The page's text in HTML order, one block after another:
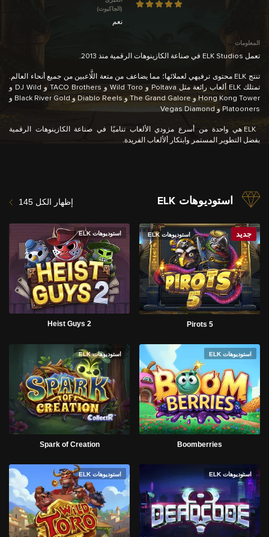
(الجاكبوت)
نعم
المعلومات
تعمل ELK Studios في صناعة الكازينوهات الرقمية منذ 2013.
تنتج ELK محتوى ترفيهي لعملائها؛ مما يضاعف من متعة اللَّاعبين من جميع أنحاء العالم.
تمتلك ELK ألعاب رائعة مثل Poltava و Wild Toro و TACO Brothers و DJ Wild و
Hong Kong Tower و The Grand Galore و Diablo Reels و Black River Gold و
Platooners و Vegas Diamond
ELK هي واحدة من أسرع مزودي الألعاب تناميًا في صناعة الكازينوهات الرقمية
بفضل التطوير المستمر وابتكار ألألعاب الفريدة.
استوديوهات ELK إظهار الكل 145
جديد استوديوهات ELK
Pirots 5
استوديوهات ELK
Heist Guys 2
استوديوهات ELK
Boomberries
استوديوهات ELK
Spark of Creation
استوديوهات ELK استوديوهات ELK